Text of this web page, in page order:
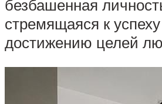
безбашенная
стремящаяся к
достижению целей